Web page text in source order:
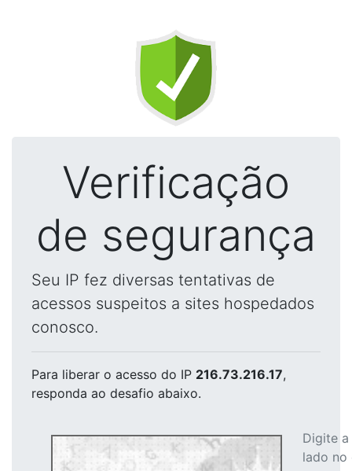
Verificação
de segurança
Seu IP fez diversas tentativas de
acessos suspeitos a sites hospedados
conosco.
Para liberar o acesso do IP 216.73.216.17,
responda ao desafio abaixo.
Digite
lado no